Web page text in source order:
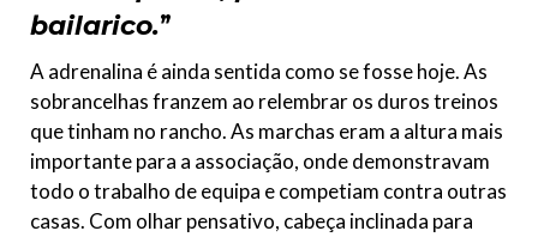
bailarico.”
A adrenalina é ainda sentida como se fosse hoje. As
sobrancelhas franzem ao relembrar os duros treinos
que tinham no rancho. As marchas eram a altura mais
importante para a associação, onde demonstravam
todo o trabalho de equipa e competiam contra outras
casas. Com olhar pensativo, cabeça inclinada para